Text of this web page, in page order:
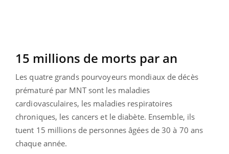
15 millions de morts par an
Les quatre grands pourvoyeurs mondiaux de décès
prématuré par MNT sont les maladies
cardiovasculaires, les maladies respiratoires
chroniques, les cancers et le diabète. Ensemble, ils
tuent 15 millions de personnes âgées de 30 à 70 ans
chaque année.